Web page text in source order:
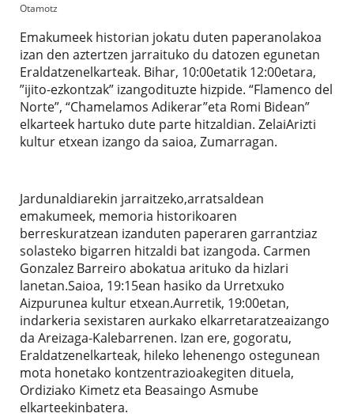
Otamotz
Emakumeek historian jokatu duten paperanolakoa
izan den aztertzen jarraituko du datozen egunetan
Eraldatzenelkarteak. Bihar, 10:00etatik 12:00etara,
”ijito-ezkontzak” izangodituzte hizpide. “Flamenco del
Norte”, “Chamelamos Adikerar”eta Romi Bidean”
elkarteek hartuko dute parte hitzaldian. ZelaiArizti
kultur etxean izango da saioa, Zumarragan.
Jardunaldiarekin jarraitzeko,arratsaldean
emakumeek, memoria historikoaren
berreskuratzean izanduten paperaren garrantziaz
solasteko bigarren hitzaldi bat izangoda. Carmen
Gonzalez Barreiro abokatua arituko da hizlari
lanetan.Saioa, 19:15ean hasiko da Urretxuko
Aizpurunea kultur etxean.Aurretik, 19:00etan,
indarkeria sexistaren aurkako elkarretaratzeaizango
da Areizaga-Kalebarrenen. Izan ere, gogoratu,
Eraldatzenelkarteak, hileko lehenengo ostegunean
mota honetako kontzentrazioakegiten dituela,
Ordiziako Kimetz eta Beasaingo Asmube
elkarteekinbatera.